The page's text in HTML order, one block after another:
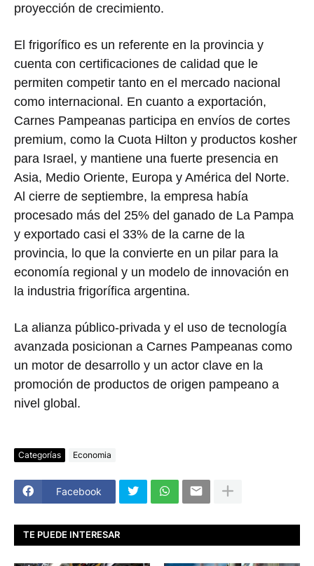
proyección de crecimiento.
El frigorífico es un referente en la provincia y
cuenta con certificaciones de calidad que le
permiten competir tanto en el mercado nacional
como internacional. En cuanto a exportación,
Carnes Pampeanas participa en envíos de cortes
premium, como la Cuota Hilton y productos kosher
para Israel, y mantiene una fuerte presencia en
Asia, Medio Oriente, Europa y América del Norte.
Al cierre de septiembre, la empresa había
procesado más del 25% del ganado de La Pampa
y exportado casi el 33% de la carne de la
provincia, lo que la convierte en un pilar para la
economía regional y un modelo de innovación en
la industria frigorífica argentina.
La alianza público-privada y el uso de tecnología
avanzada posicionan a Carnes Pampeanas como
un motor de desarrollo y un actor clave en la
promoción de productos de origen pampeano a
nivel global.
Categorías Economia
Facebook
TE PUEDE INTERESAR